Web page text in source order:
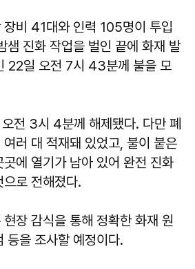
장비 41대와 인력 105명이 투입
샘 진화 작업을 벌인 끝에 화재 발
22일 오전 7시 43분께 불을 모
전 3시 4분께 해제됐다. 다만 폐
러 대 적재돼 있었고, 불이 붙은
에 열기가 남아 있어 완전 진화
로 전해졌다.
장 감식을 통해 정확한 화재 원
등을 조사할 예정이다.